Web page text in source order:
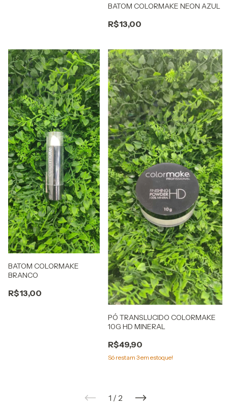
BATOM COLORMAKE NEON AZUL
R$13,00
BATOM COLORMAKE
BRANCO
R$13,00
PÓ TRANSLUCIDO COLORMAKE
10G HD MINERAL
R$49,90
Só restam 3em estoque!
1 / 2